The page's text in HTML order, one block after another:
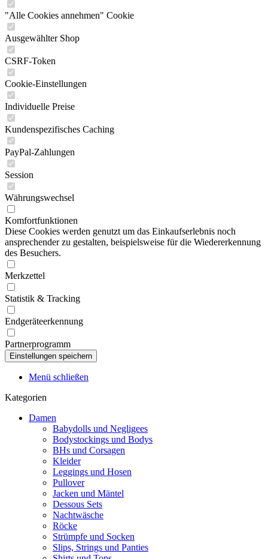
"Alle Cookies annehmen" Cookie
Ausgewählter Shop
CSRF-Token
Cookie-Einstellungen
Individuelle Preise
Kundenspezifisches Caching
PayPal-Zahlungen
Session
Währungswechsel
Komfortfunktionen
Diese Cookies werden genutzt um das Einkaufserlebnis noch
ansprechender zu gestalten, beispielsweise für die Wiedererkennung
des Besuchers.
Merkzettel
Statistik & Tracking
Endgeräteerkennung
Partnerprogramm
Menü schließen
Kategorien
Damen
Babydolls und Negligees
Bodystockings und Bodys
BHs und Corsagen
Kleider
Leggings und Hosen
Pullover
Jacken und Mäntel
Dessous Sets
Nachtwäsche
Röcke
Strümpfe und Socken
Slips, Strings und Panties